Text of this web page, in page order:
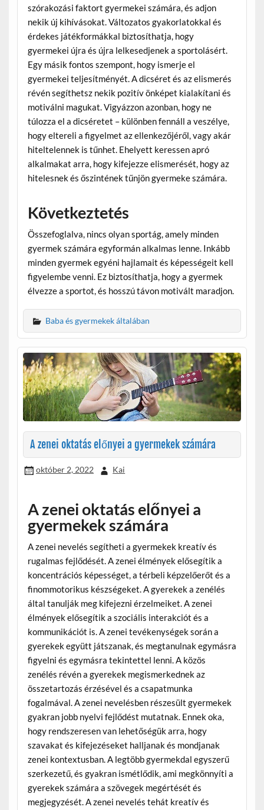
szórakozási faktort gyermekei számára, és adjon
nekik új kihívásokat. Változatos gyakorlatokkal és
érdekes játékformákkal biztosíthatja, hogy
gyermekei újra és újra lelkesedjenek a sportolásért.
Egy másik fontos szempont, hogy ismerje el
gyermekei teljesítményét. A dicséret és az elismerés
révén segíthetsz nekik pozitív önképet kialakítani és
motiválni magukat. Vigyázzon azonban, hogy ne
túlozza el a dicséretet – különben fennáll a veszélye,
hogy eltereli a figyelmet az ellenkezőjéről, vagy akár
hiteltelennek is tűnhet. Ehelyett keressen apró
alkalmakat arra, hogy kifejezze elismerését, hogy az
hitelesnek és őszintének tűnjön gyermeke számára.
Következtetés
Összefoglalva, nincs olyan sportág, amely minden
gyermek számára egyformán alkalmas lenne. Inkább
minden gyermek egyéni hajlamait és képességeit kell
figyelembe venni. Ez biztosíthatja, hogy a gyermek
élvezze a sportot, és hosszú távon motivált maradjon.
Baba és gyermekek általában
A zenei oktatás előnyei a gyermekek számára
október 2, 2022 Kai
A zenei oktatás előnyei a
gyermekek számára
A zenei nevelés segítheti a gyermekek kreatív és
rugalmas fejlődését. A zenei élmények elősegítik a
koncentrációs képességet, a térbeli képzelőerőt és a
finommotorikus készségeket. A gyerekek a zenélés
által tanulják meg kifejezni érzelmeiket. A zenei
élmények elősegítik a szociális interakciót és a
kommunikációt is. A zenei tevékenységek során a
gyerekek együtt játszanak, és megtanulnak egymásra
figyelni és egymásra tekintettel lenni. A közös
zenélés révén a gyerekek megismerkednek az
összetartozás érzésével és a csapatmunka
fogalmával. A zenei nevelésben részesült gyermekek
gyakran jobb nyelvi fejlődést mutatnak. Ennek oka,
hogy rendszeresen van lehetőségük arra, hogy
szavakat és kifejezéseket halljanak és mondjanak
zenei kontextusban. A legtöbb gyermekdal egyszerű
szerkezetű, és gyakran ismétlődik, ami megkönnyíti a
gyerekek számára a szövegek megértését és
megjegyzését. A zenei nevelés tehát kreatív és